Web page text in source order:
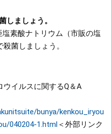
しましょう。
素酸ナトリウム（市販の塩
菌しましょう。
イルスに関するQ＆A
bunya/kenkou_iryou
040204-1.html ＜外部リンク